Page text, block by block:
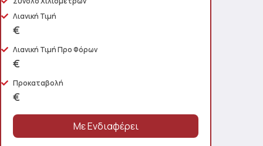
Λιανική Τιμή
€
Λιανική Τιμή Προ Φόρων
€
Προκαταβολή
€